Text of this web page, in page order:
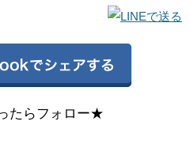
たらフォロー★